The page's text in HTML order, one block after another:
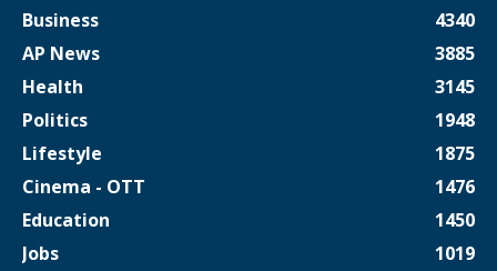
Business
4340
AP News
3885
Health
3145
Politics
1948
Lifestyle
1875
Cinema - OTT
1476
Education
1450
Jobs
1019